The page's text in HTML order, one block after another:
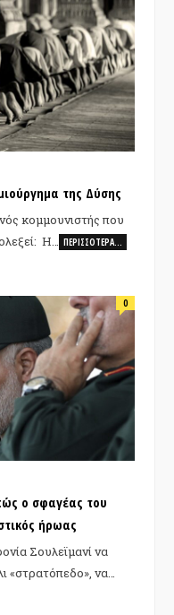
της Δύσης
κομμουνιστής που
Η… ΠΕΡΙΣΣΌΤΕΡΑ…
0
ο σφαγέας του
ήρωας
Σουλεϊμανί να
«στρατόπεδο», να…